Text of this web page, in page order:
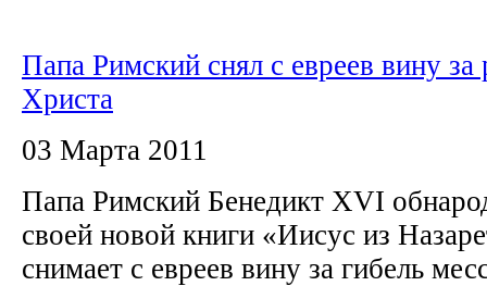
Папа Римский снял с евреев вину за
Христа
03 Марта 2011
Папа Римский Бенедикт XVI
своей новой книги «Иисус из
снимает с евреев вину за гибель